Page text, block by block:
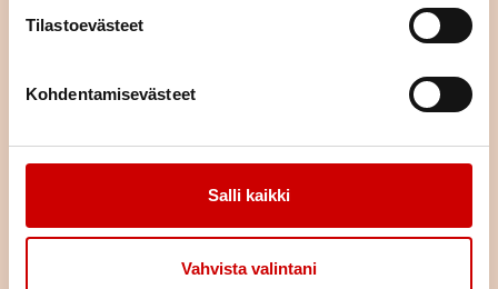
Tilastoevästeet
Kohdentamisevästeet
Salli kaikki
Vahvista valintani
LIITY JÄSENEKSI